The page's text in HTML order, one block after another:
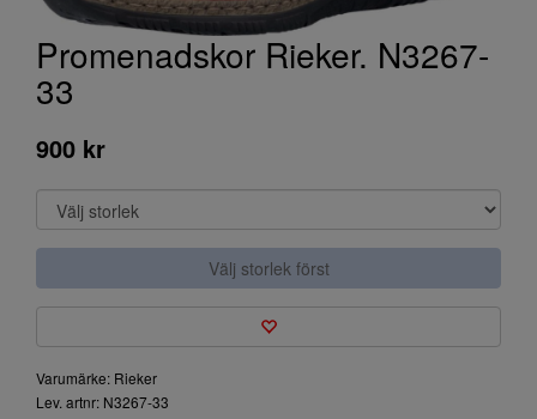
Promenadskor Rieker. N3267-
33
900 kr
Välj storlek först
Varumärke: Rieker
Lev. artnr: N3267-33